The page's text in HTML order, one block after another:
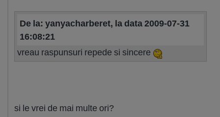
De la: yanyacharberet, la data 2009-07-31
16:08:21
vreau raspunsuri repede si sincere
si le vrei de mai multe ori?